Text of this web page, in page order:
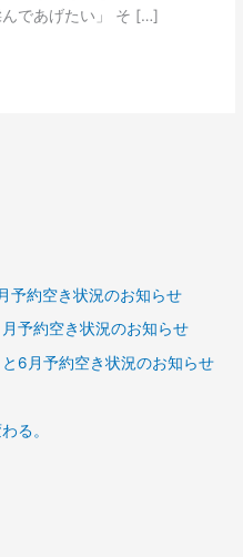
んであげたい」 そ […]
予約空き状況のお知らせ
予約空き状況のお知らせ
6月予約空き状況のお知らせ
る。